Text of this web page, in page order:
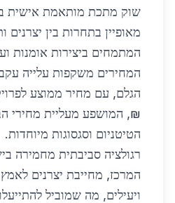
שוק מתכת מותאמת אישית
מאופיין בתחרות בין יצרנים
המתמחים ביצירות אומנות
המחירים משקפות עלייה
₪, המושפע מעליית מחירי
הטיטניום וסגסוגות מיוחדות.
רגולציה סביבתית מחמירה
המרכז, מחייבת יצרנים לאמץ
ויעילים, מה שמוביל